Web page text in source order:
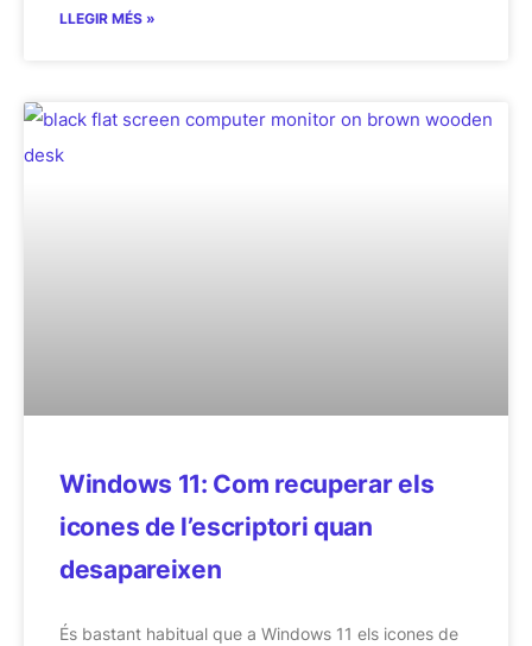
LLEGIR MÉS »
Windows 11: Com recuperar els
icones de l’escriptori quan
desapareixen
És bastant habitual que a Windows 11 els icones de